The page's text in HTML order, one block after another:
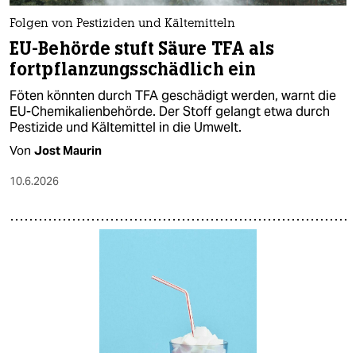
Folgen von Pestiziden und Kältemitteln
EU-Behörde stuft Säure TFA als
fortpflanzungsschädlich ein
Föten könnten durch TFA geschädigt werden, warnt die
EU-Chemikalienbehörde. Der Stoff gelangt etwa durch
Pestizide und Kältemittel in die Umwelt.
Von Jost Maurin
10.6.2026